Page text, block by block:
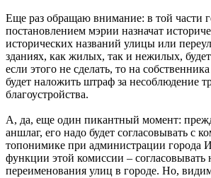
Еще раз обращаю внимание: в той части
постановлением мэрии назначат
исторических названий улицы или
зданиях, как жилых, так и нежилых,
если этого не сделать, то на
будет наложить штраф за несоблюдение
благоустройства.
А, да, еще один пикантный момент:
аншлаг, его надо будет согласовывать с
топонимике при администрации города
функции этой комиссии – согласовывать
переименования улиц в городе. Но,